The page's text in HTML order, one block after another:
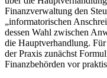
Finanzverwaltung den
„informatorischen
dessen Wahl zwischen
die Hauptverhandlung.
der Praxis zunächst
Finanzbehörden vor